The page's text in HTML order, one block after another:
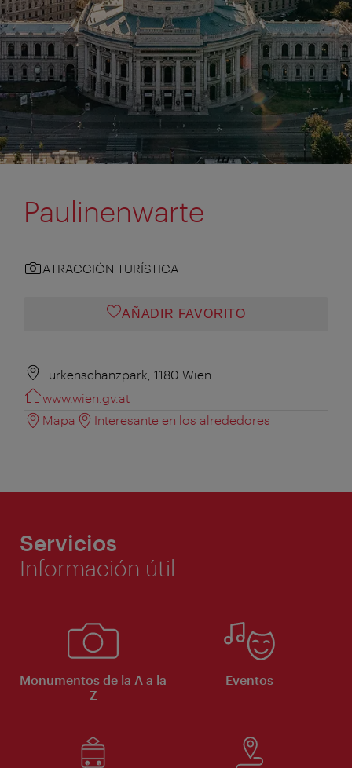
Paulinenwarte
ATRACCIÓN TURÍSTICA
AÑADIR FAVORITO
Türkenschanzpark, 1180 Wien
www.wien.gv.at
Mapa
Interesante en los alrededores
Servicios
Información útil
Monumentos de la A a la
Z
Eventos